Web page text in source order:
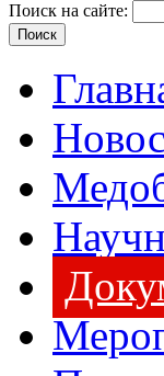
Поиск на сайте: